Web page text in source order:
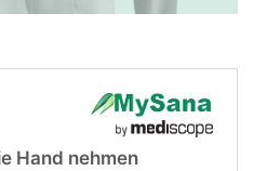
Hand nehmen